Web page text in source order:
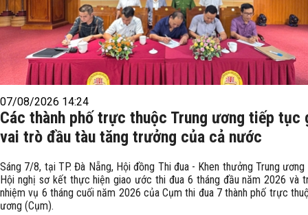
07/08/2026 14:24
Các thành phố trực thuộc Trung ương tiếp tục
vai trò đầu tàu tăng trưởng của cả nước
Sáng 7/8, tại TP. Đà Nẵng, Hội đồng Thi đua - Khen thưởng Trung
Hội nghị sơ kết thực hiện giao ước thi đua 6 tháng đầu năm 2026 và
nhiệm vụ 6 tháng cuối năm 2026 của Cụm thi đua 7 thành phố trực
ương (Cụm).